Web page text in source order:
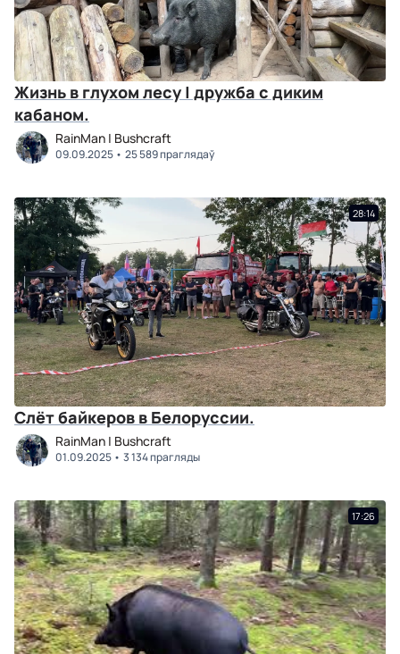
Жизнь в глухом лесу | дружба с диким
кабаном.
RainMan | Bushcraft
09.09.2025 25 589 праглядаў
28:14
Слёт байкеров в Белоруссии.
RainMan | Bushcraft
01.09.2025 3 134 прагляды
17:26